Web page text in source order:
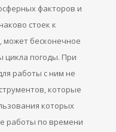
факторов и
стоек к
может бесконечное
цикла погоды. При
работы с ним не
которые
которых
работы по времени